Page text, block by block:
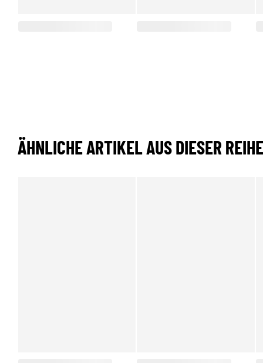
ÄHNLICHE ARTIKEL AUS DIESER REIHE